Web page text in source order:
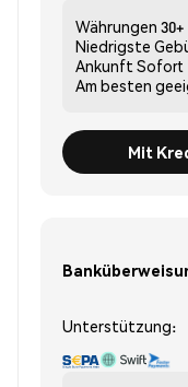
Währungen 30+
Niedrigste
Ankunft Sofort
Am besten
Mit
Unterstützung: